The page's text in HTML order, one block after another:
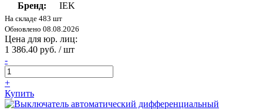
Бренд:
IEK
На складе 483 шт
Обновлено 08.08.2026
Цена для юр. лиц:
1 386.40 руб. / шт
-
+
Купить